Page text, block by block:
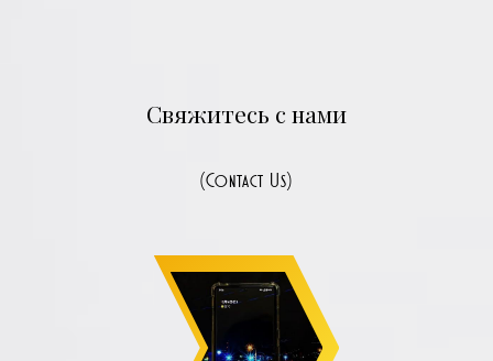
Свяжитесь с нами
(Contact Us)